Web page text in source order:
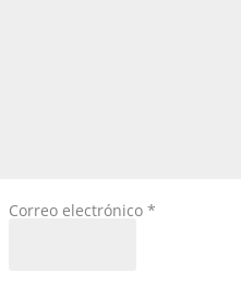
Correo electrónico*